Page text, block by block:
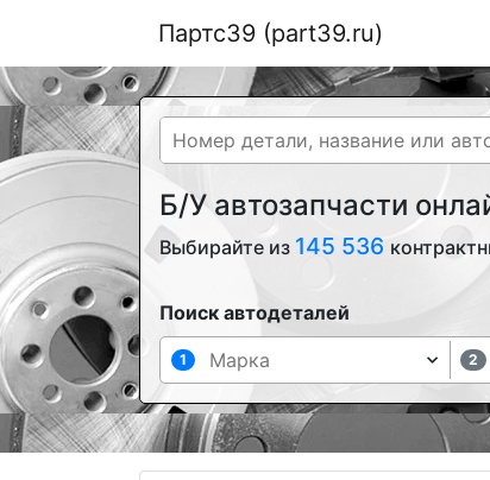
Партс39 (part39.ru)
Б/У автозапчасти
Выбирайте из 145 536
Поиск автодеталей
1 2